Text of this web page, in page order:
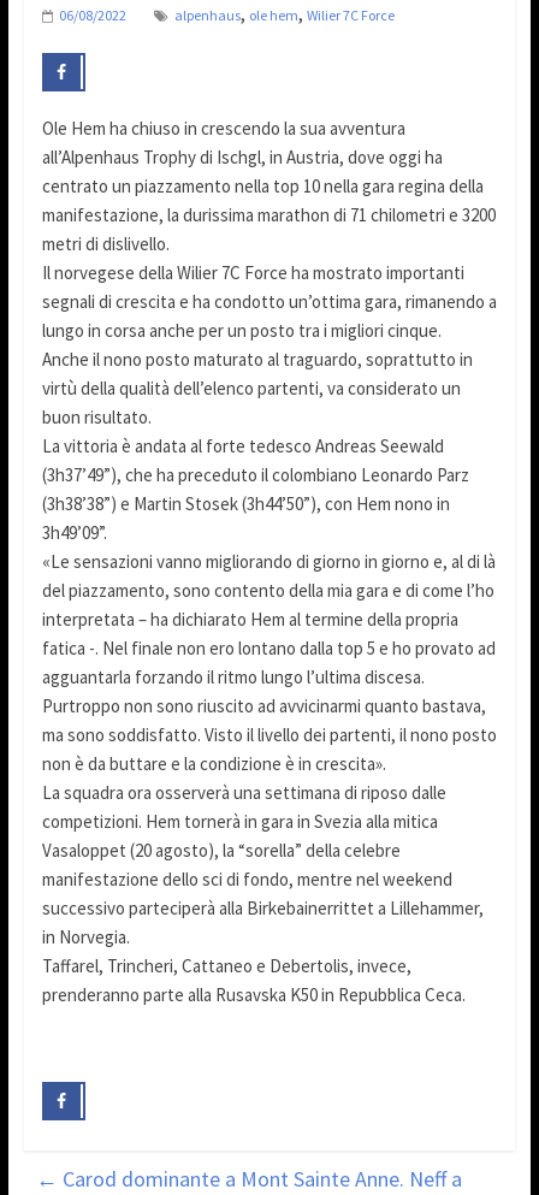
06/08/2022 alpenhaus, ole hem, Wilier 7C Force
Ole Hem ha chiuso in crescendo la sua avventura
all’Alpenhaus Trophy di Ischgl, in Austria, dove oggi ha
centrato un piazzamento nella top 10 nella gara regina della
manifestazione, la durissima marathon di 71 chilometri e 3200
metri di dislivello.
Il norvegese della Wilier 7C Force ha mostrato importanti
segnali di crescita e ha condotto un’ottima gara, rimanendo a
lungo in corsa anche per un posto tra i migliori cinque.
Anche il nono posto maturato al traguardo, soprattutto in
virtù della qualità dell’elenco partenti, va considerato un
buon risultato.
La vittoria è andata al forte tedesco Andreas Seewald
(3h37’49”), che ha preceduto il colombiano Leonardo Parz
(3h38’38”) e Martin Stosek (3h44’50”), con Hem nono in
3h49’09”.
«Le sensazioni vanno migliorando di giorno in giorno e, al di là
del piazzamento, sono contento della mia gara e di come l’ho
interpretata – ha dichiarato Hem al termine della propria
fatica -. Nel finale non ero lontano dalla top 5 e ho provato ad
agguantarla forzando il ritmo lungo l’ultima discesa.
Purtroppo non sono riuscito ad avvicinarmi quanto bastava,
ma sono soddisfatto. Visto il livello dei partenti, il nono posto
non è da buttare e la condizione è in crescita».
La squadra ora osserverà una settimana di riposo dalle
competizioni. Hem tornerà in gara in Svezia alla mitica
Vasaloppet (20 agosto), la “sorella” della celebre
manifestazione dello sci di fondo, mentre nel weekend
successivo parteciperà alla Birkebainerrittet a Lillehammer,
in Norvegia.
Taffarel, Trincheri, Cattaneo e Debertolis, invece,
prenderanno parte alla Rusavska K50 in Repubblica Ceca.
← Carod dominante a Mont Sainte Anne. Neff a